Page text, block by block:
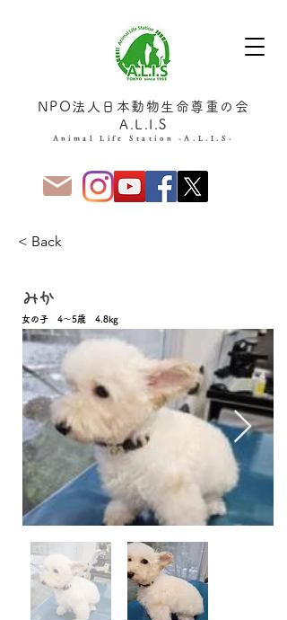
NPO法人日本動物生命尊重の会
A.L.I.S
Animal Life Station -A.L.I.S-
< Back
みか
女の子 4～5歳 4.8kg